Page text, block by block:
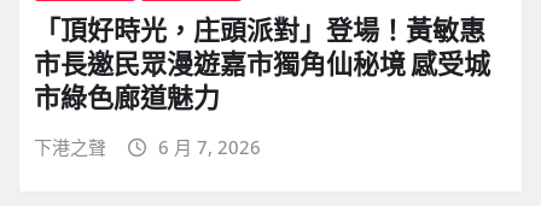
「頂好時光，庄頭派對」登場！黃敏惠
市長邀民眾漫遊嘉市獨角仙秘境 感受城
市綠色廊道魅力
下港之聲 6 月 7, 2026